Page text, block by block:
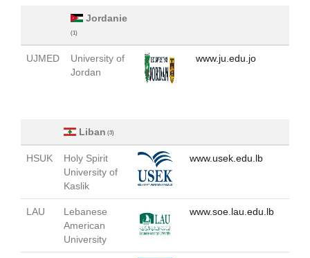
Jordanie
(1)
UJMED
University of
Jordan
www.ju.edu.jo
Liban (3)
HSUK
Holy Spirit
University of
Kaslik
www.usek.edu.lb
LAU
Lebanese
American
University
www.soe.lau.edu.lb